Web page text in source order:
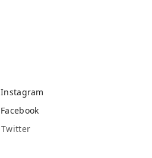
Instagram
Facebook
Twitter